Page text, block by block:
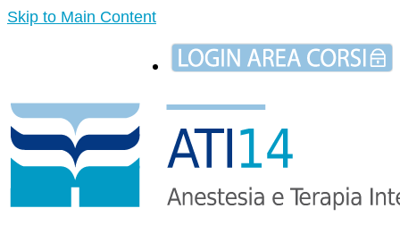
Skip to Main Content